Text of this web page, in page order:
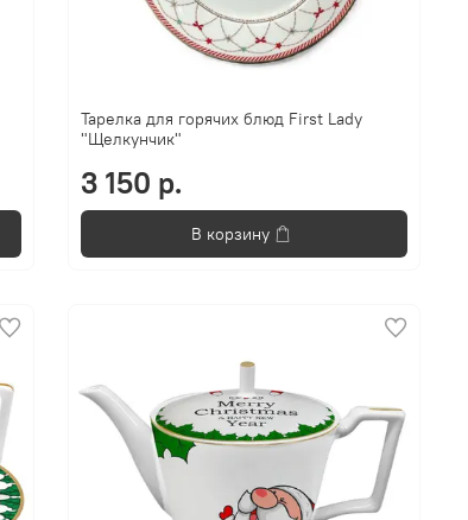
Тарелка для горячих блюд First Lady
"Щелкунчик"
3 150 р.
В корзину